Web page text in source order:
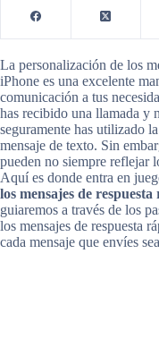
La personalización de los
iPhone es una excelente
comunicación a tus
has recibido una llamada y
seguramente has utilizado
mensaje de texto. Sin
pueden no siempre reflejar
Aquí es donde entra en
los mensajes de respuesta
guiaremos a través de los
los mensajes de respuesta
cada mensaje que envíes